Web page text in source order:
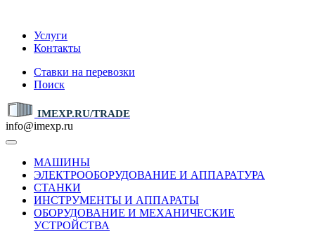
Услуги
Контакты
Ставки на перевозки
Поиск
IMEXP.RU/TRADE
info@imexp.ru
МАШИНЫ
ЭЛЕКТРООБОРУДОВАНИЕ И АППАРАТУРА
СТАНКИ
ИНСТРУМЕНТЫ И АППАРАТЫ
ОБОРУДОВАНИЕ И МЕХАНИЧЕСКИЕ
УСТРОЙСТВА